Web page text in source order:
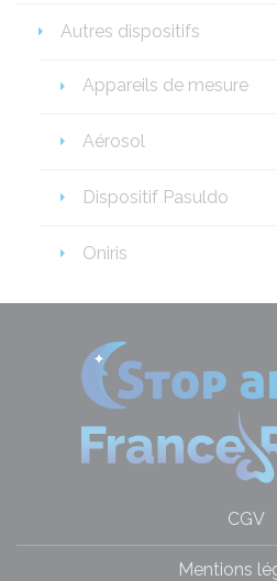
Autres dispositifs
Appareils de mesure
Aérosol
Dispositif Pasuldo
Oniris
CGV
Mentions